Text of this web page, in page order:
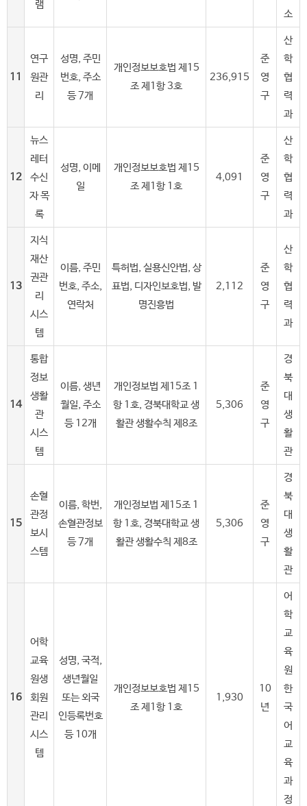
램
소
11
연구
원관
리
성명, 주민
번호, 주소
등 7개
개인정보보호법 제15
조 제1항 3호
236,915
준
영
구
산
학
협
력
과
12
뉴스
레터
수신
자 목
록
성명, 이메
일
개인정보보호법 제15
조 제1항 1호
4,091
준
영
구
산
학
협
력
과
13
지식
재산
권관
리
시스
템
이름, 주민
번호, 주소,
연락처
특허법, 실용신안법, 상
표법, 디자인보호법, 발
명진흥법
2,112
준
영
구
산
학
협
력
과
14
통합
정보
생활
관
시스
템
이름, 생년
월일, 주소
등 12개
개인정보법 제15조 1
항 1호, 경북대학교 생
활관 생활수칙 제8조
5,306
준
영
구
경
북
대
생
활
관
15
손혈
관정
보시
스템
이름, 학번,
손혈관정보
등 7개
개인정보법 제15조 1
항 1호, 경북대학교 생
활관 생활수칙 제8조
5,306
준
영
구
경
북
대
생
활
관
16
어학
교육
원생
회원
관리
시스
템
성명, 국적,
생년월일
또는 외국
인등록번호
등 10개
개인정보보호법 제15
조 제1항 1호
1,930
10
년
어
학
교
육
원
한
국
어
교
육
과
정